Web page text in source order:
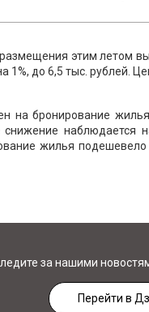
этим летом
1%, до 6,5 тыс. рублей.
на бронирование
снижение
жилья
за нашими
Перейти в